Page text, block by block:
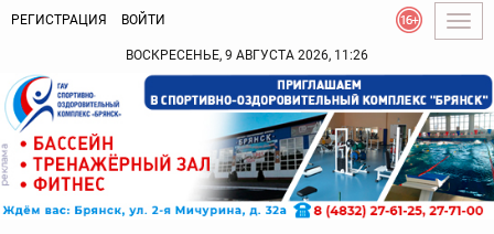
РЕГИСТРАЦИЯ ВОЙТИ
ВОСКРЕСЕНЬЕ, 9 АВГУСТА 2026, 11:26